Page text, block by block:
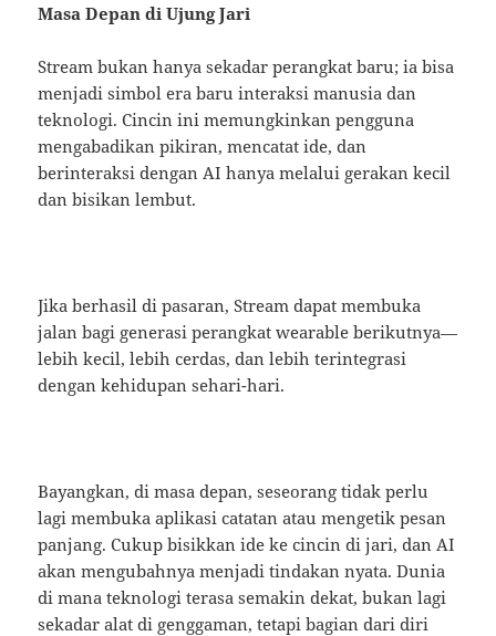
Masa Depan di Ujung Jari
Stream bukan hanya sekadar perangkat baru; ia bisa
menjadi simbol era baru interaksi manusia dan
teknologi. Cincin ini memungkinkan pengguna
mengabadikan pikiran, mencatat ide, dan
berinteraksi dengan AI hanya melalui gerakan kecil
dan bisikan lembut.
Jika berhasil di pasaran, Stream dapat membuka
jalan bagi generasi perangkat wearable berikutnya—
lebih kecil, lebih cerdas, dan lebih terintegrasi
dengan kehidupan sehari-hari.
Bayangkan, di masa depan, seseorang tidak perlu
lagi membuka aplikasi catatan atau mengetik pesan
panjang. Cukup bisikkan ide ke cincin di jari, dan AI
akan mengubahnya menjadi tindakan nyata. Dunia
di mana teknologi terasa semakin dekat, bukan lagi
sekadar alat di genggaman, tetapi bagian dari diri